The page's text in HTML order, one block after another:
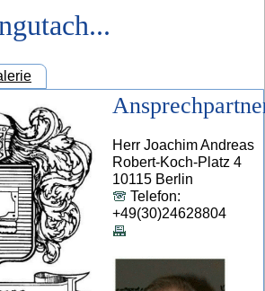
Herr Joachim Andreas
Robert-Koch-Platz 4
10115 Berlin
Telefon:
+49(30)24628804